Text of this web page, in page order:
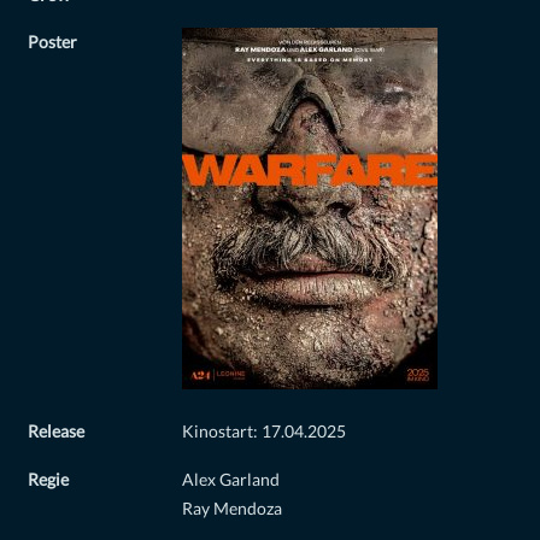
Poster
Release Kinostart: 17.04.2025
Regie
Alex Garland
Ray Mendoza